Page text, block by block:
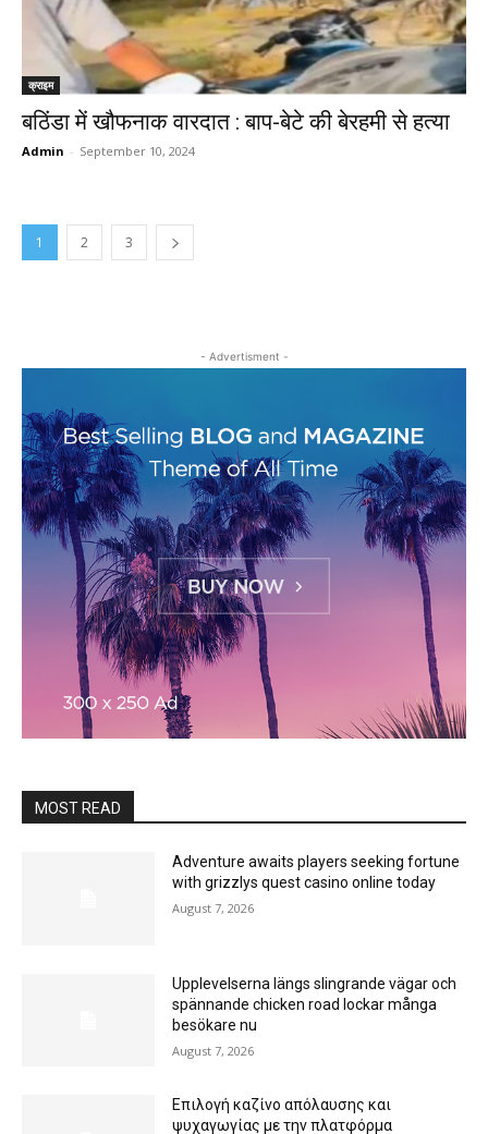
क्राइम
बठिंडा में खौफनाक वारदात : बाप-बेटे की बेरहमी से हत्या
Admin - September 10, 2024
1 2 3
- Advertisment -
MOST READ
Adventure awaits players seeking fortune
with grizzlys quest casino online today
August 7, 2026
Upplevelserna längs slingrande vägar och
spännande chicken road lockar många
besökare nu
August 7, 2026
Επιλογή καζίνο απόλαυσης και
ψυχαγωγίας με την πλατφόρμα